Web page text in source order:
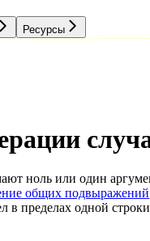
Ресурсы
ноль или один
общих подвыражений
пределах одной